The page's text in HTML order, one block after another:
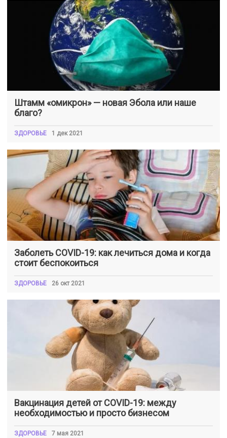
Штамм «омикрон» — новая Эбола или наше
благо?
ЗДОРОВЬЕ 1 дек 2021
Заболеть COVID-19: как лечиться дома и когда
стоит беспокоиться
ЗДОРОВЬЕ 26 окт 2021
Вакцинация детей от COVID-19: между
необходимостью и просто бизнесом
ЗДОРОВЬЕ 7 мая 2021